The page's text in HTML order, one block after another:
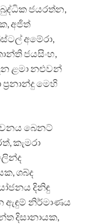
බුද්ධික ජයරත්න,
අජිත්
අමේරා,
ජයසිංහ,
ළමා නළුවන්
මෙහි
බෙනට්
කැමරා
ශබ්ද
දිනිඳු
ඇඳුම් නිර්මාණය
දිසානායක,